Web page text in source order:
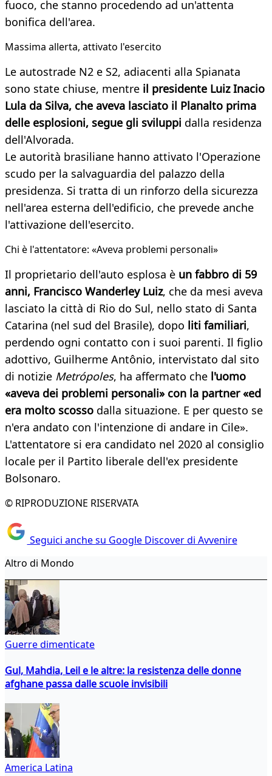
fuoco, che stanno procedendo ad un'attenta
bonifica dell'area.
Massima allerta, attivato l'esercito
Le autostrade N2 e S2, adiacenti alla Spianata
sono state chiuse, mentre il presidente Luiz Inacio
Lula da Silva, che aveva lasciato il Planalto prima
delle esplosioni, segue gli sviluppi dalla residenza
dell'Alvorada.
Le autorità brasiliane hanno attivato l'Operazione
scudo per la salvaguardia del palazzo della
presidenza. Si tratta di un rinforzo della sicurezza
nell'area esterna dell'edificio, che prevede anche
l'attivazione dell'esercito.
Chi è l'attentatore: «Aveva problemi personali»
Il proprietario dell'auto esplosa è un fabbro di 59
anni, Francisco Wanderley Luiz, che da mesi aveva
lasciato la città di Rio do Sul, nello stato di Santa
Catarina (nel sud del Brasile), dopo liti familiari,
perdendo ogni contatto con i suoi parenti. Il figlio
adottivo, Guilherme Antônio, intervistato dal sito
di notizie Metrópoles, ha affermato che l'uomo
«aveva dei problemi personali» con la partner «ed
era molto scosso dalla situazione. E per questo se
n'era andato con l'intenzione di andare in Cile».
L'attentatore si era candidato nel 2020 al consiglio
locale per il Partito liberale dell'ex presidente
Bolsonaro.
© RIPRODUZIONE RISERVATA
Seguici anche su Google Discover di Avvenire
Altro di Mondo
Guerre dimenticate
Gul, Mahdia, Leil e le altre: la resistenza delle donne
afghane passa dalle scuole invisibili
America Latina